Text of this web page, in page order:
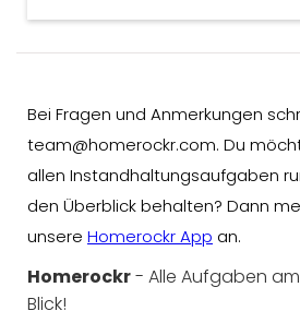
Bei Fragen und Anmerkungen
team@homerockr.com. Du
allen Instandhaltungsaufgaben
den Überblick behalten? Dann
unsere Homerockr App an.
Homerockr- Alle Aufgaben
Blick!